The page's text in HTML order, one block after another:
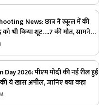
News: छात्र ने स्कूल में की
को भी किया शूट….7 की मौत, सामने
2026: पीएम मोदी की नई रील हुई
ये खास अपील, जानिए क्या कहा